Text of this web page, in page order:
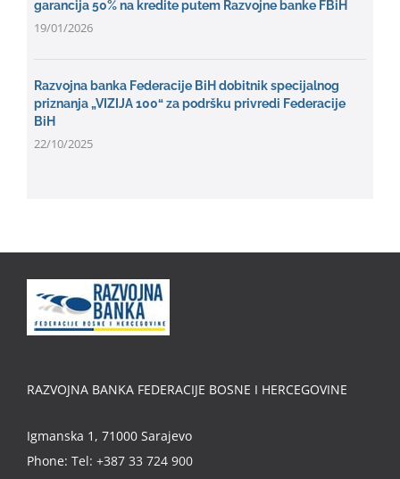
garancija 50% na kredite putem Razvojne banke FBiH
19/01/2026
Razvojna banka Federacije BiH dobitnik specijalnog
priznanja „VIZIJA 100“ za podršku privredi Federacije
BiH
22/10/2025
RAZVOJNA BANKA FEDERACIJE BOSNE I HERCEGOVINE
Igmanska 1, 71000 Sarajevo
Phone: Tel: +387 33 724 900